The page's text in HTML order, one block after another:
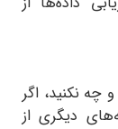
اگر
از